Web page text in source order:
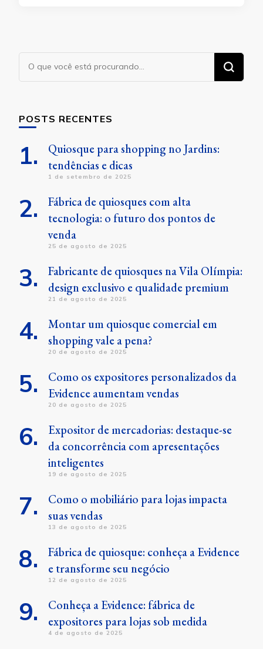
Procurando
algo?
POSTS RECENTES
Quiosque para shopping no Jardins:
tendências e dicas
1 de setembro de 2025
Fábrica de quiosques com alta
tecnologia: o futuro dos pontos de
venda
25 de agosto de 2025
Fabricante de quiosques na Vila Olímpia:
design exclusivo e qualidade premium
21 de agosto de 2025
Montar um quiosque comercial em
shopping vale a pena?
20 de agosto de 2025
Como os expositores personalizados da
Evidence aumentam vendas
20 de agosto de 2025
Expositor de mercadorias: destaque-se
da concorrência com apresentações
inteligentes
19 de agosto de 2025
Como o mobiliário para lojas impacta
suas vendas
13 de agosto de 2025
Fábrica de quiosque: conheça a Evidence
e transforme seu negócio
12 de agosto de 2025
Conheça a Evidence: fábrica de
expositores para lojas sob medida
4 de agosto de 2025